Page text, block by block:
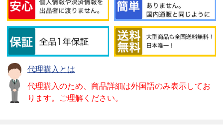
代理購入とは
代理購入のため、商品詳細は外国語のみ表示してお
ります。ご理解ください。